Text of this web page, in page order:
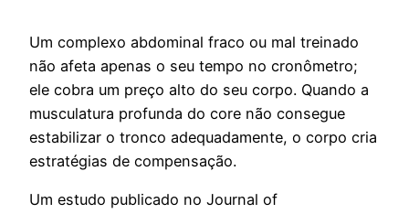
Um complexo abdominal fraco ou mal treinado
não afeta apenas o seu tempo no cronômetro;
ele cobra um preço alto do seu corpo. Quando a
musculatura profunda do core não consegue
estabilizar o tronco adequadamente, o corpo cria
estratégias de compensação.
Um estudo publicado no Journal of